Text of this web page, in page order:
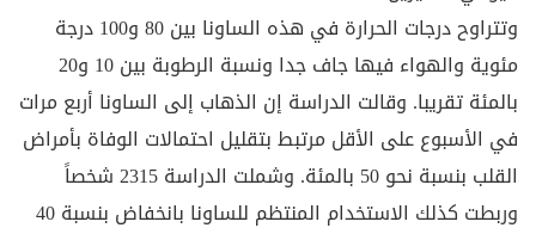
وتتراوح درجات الحرارة في هذه الساونا بين 80 و100 درجة
مئوية والهواء فيها جاف جدا ونسبة الرطوبة بين 10 و20
بالمئة تقريبا. وقالت الدراسة إن الذهاب إلى الساونا أربع مرات
في الأسبوع على الأقل مرتبط بتقليل احتمالات الوفاة بأمراض
القلب بنسبة نحو 50 بالمئة. وشملت الدراسة 2315 شخصاً
وربطت كذلك الاستخدام المنتظم للساونا بانخفاض بنسبة 40